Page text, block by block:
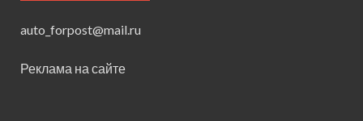
auto_forpost@mail.ru
Реклама на сайте